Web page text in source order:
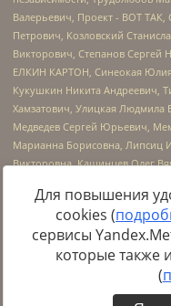
Источник:https://
inostrannyih-agentov-
Для повышения
cookies (
сервисы
которые также
(